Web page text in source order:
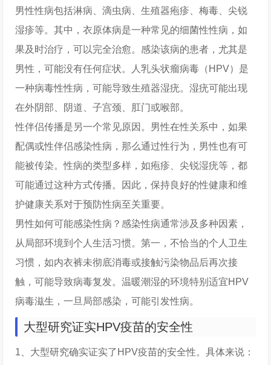
男性性病包括淋病、滴虫病、生殖器疱疹、梅毒、尖锐
湿疹等。其中，衣原体病是一种常见的细菌性性病，如
果及时治疗，可以完全治愈。感染该病的患者，尤其是
男性，可能没有任何症状。人乳头状瘤病毒（HPV）是
一种病毒性性病，可能导致生殖器湿疣。湿疣可能出现
在外阴部、阴道、子宫颈、肛门或喉部。
性伴侣传播是另一个常见原因。男性在性关系中，如果
配偶或性伴侣感染性病，那么通过性行为，男性也有可
能被传染。性病的类型多样，如疱疹、尖锐湿疣等，都
可能通过这种方式传播。因此，保持良好的性健康和维
护健康关系对于预防性病至关重要。
男性如何可能感染性病？感染性病通常涉及多种因素，
从局部环境到个人生活习惯。第一，不恰当的个人卫生
习惯，如内衣裤未彻底消毒或接触污染物品后再次接
触，可能导致病毒复发。温暖潮湿的环境特别适宜HPV
病毒滋生，一旦局部感染，可能引发性病。
大型研究证实HPV疫苗的安全性
1、大型研究确实证实了HPV疫苗的安全性。具体来说：